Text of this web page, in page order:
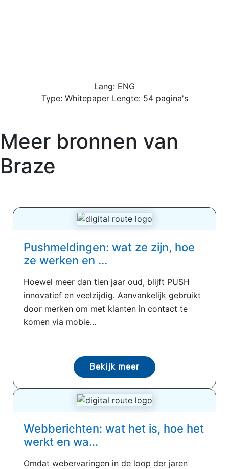
Lang: ENG
Type: Whitepaper Lengte: 54 pagina's
Meer bronnen van
Braze
Pushmeldingen: wat ze zijn, hoe
ze werken en ...
Hoewel meer dan tien jaar oud, blijft PUSH
innovatief en veelzijdig. Aanvankelijk gebruikt
door merken om met klanten in contact te
komen via mobie...
Bekijk meer
Webberichten: wat het is, hoe het
werkt en wa...
Omdat webervaringen in de loop der jaren